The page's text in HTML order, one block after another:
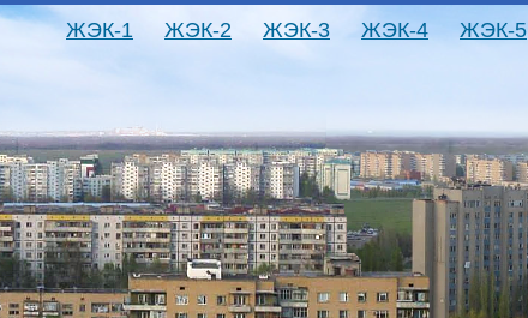
ЖЭК-1 ЖЭК-2 ЖЭК-3 ЖЭК-4 ЖЭК-5